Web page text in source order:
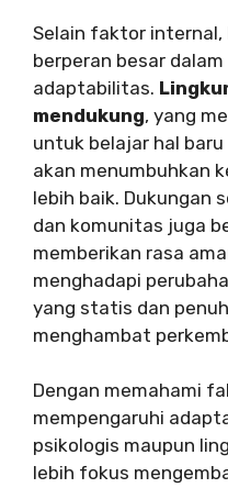
Selain faktor internal,
berperan besar
adaptabilitas.
mendukung, yang
untuk belajar hal
akan menumbuhkan
lebih baik. Dukungan
dan komunitas juga
memberikan rasa
menghadapi
yang statis dan
menghambat
Dengan memahami
mempengaruhi
psikologis maupun
lebih fokus